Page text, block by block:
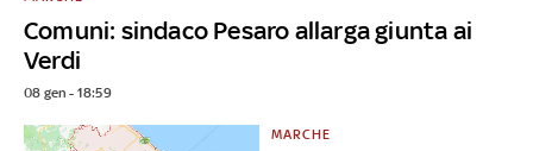
Comuni: sindaco Pesaro allarga giunta ai
Verdi
08 gen - 18:59
MARCHE